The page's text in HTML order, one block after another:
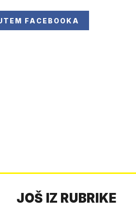
FACEBOOKA
JOŠ IZ RUBRIKE